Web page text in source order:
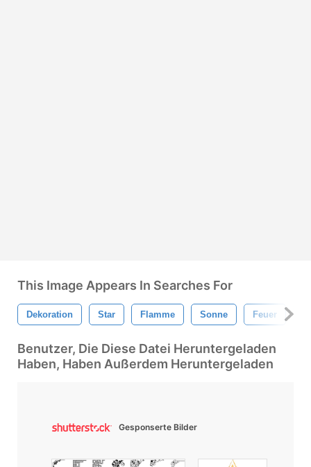
This Image Appears In Searches For
Dekoration Star Flamme Sonne Feuer
Benutzer, Die Diese Datei Heruntergeladen
Haben, Haben Außerdem Heruntergeladen
Gesponserte Bilder